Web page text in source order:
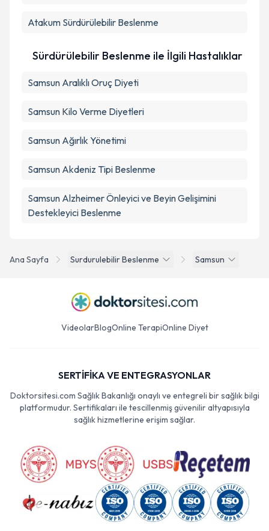
Ana Sayfa Surdurulebilir Beslenme Samsun
Atakum Sürdürülebilir Beslenme
Sürdürülebilir Beslenme ile İlgili Hastalıklar
Samsun Aralıklı Oruç Diyeti
Samsun Kilo Verme Diyetleri
Samsun Ağırlık Yönetimi
Samsun Akdeniz Tipi Beslenme
Samsun Alzheimer Önleyici ve Beyin Gelişimini
Destekleyici Beslenme
VideolarBlogOnline TerapiOnline Diyet
SERTİFİKA VE ENTEGRASYONLAR
Doktorsitesi.com Sağlık Bakanlığı onaylı ve entegreli bir sağlık bilgi
platformudur. Sertifikaları ile tescillenmiş güvenilir altyapısıyla
sağlık hizmetlerine erişim sağlar.